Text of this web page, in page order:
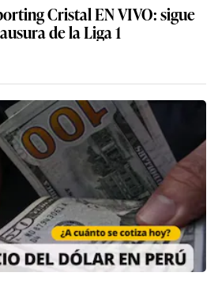
Cristal EN VIVO: sigue
de la Liga 1